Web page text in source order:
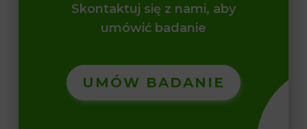
Skontaktuj się z nami, aby
umówić badanie
UMÓW BADANIE